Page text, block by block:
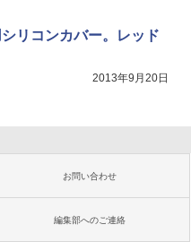
リコンカバー。レッド
2013年9月20日
お問い合わせ
編集部へのご連絡